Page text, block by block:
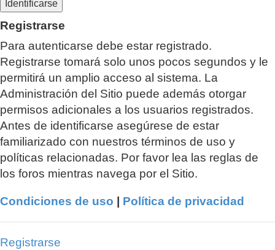
Registrarse
Para autenticarse debe estar registrado.
Registrarse tomará solo unos pocos segundos y le
permitirá un amplio acceso al sistema. La
Administración del Sitio puede además otorgar
permisos adicionales a los usuarios registrados.
Antes de identificarse asegúrese de estar
familiarizado con nuestros términos de uso y
políticas relacionadas. Por favor lea las reglas de
los foros mientras navega por el Sitio.
Condiciones de uso Política de privacidad
Registrarse